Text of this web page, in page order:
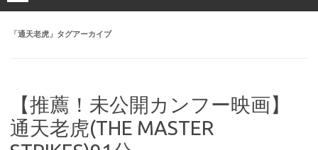
「通天老虎 」タグアーカイブ
【推薦！未公開カンフー映画】
通天老虎(THE MASTER